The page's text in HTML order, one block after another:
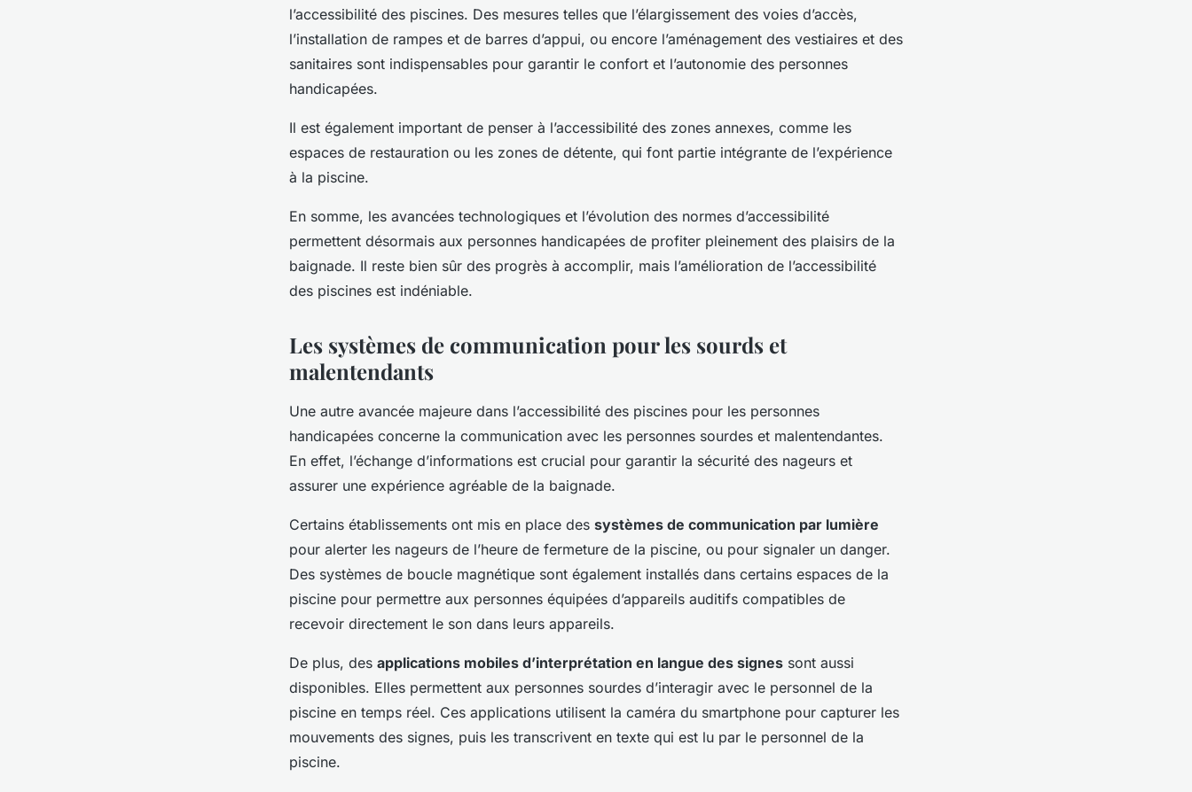
l’accessibilité des piscines. Des mesures telles que l’élargissement des voies d’accès,
l’installation de rampes et de barres d’appui, ou encore l’aménagement des vestiaires et des
sanitaires sont indispensables pour garantir le confort et l’autonomie des personnes
handicapées.
Il est également important de penser à l’accessibilité des zones annexes, comme les
espaces de restauration ou les zones de détente, qui font partie intégrante de l’expérience
à la piscine.
En somme, les avancées technologiques et l’évolution des normes d’accessibilité
permettent désormais aux personnes handicapées de profiter pleinement des plaisirs de la
baignade. Il reste bien sûr des progrès à accomplir, mais l’amélioration de l’accessibilité
des piscines est indéniable.
Les systèmes de communication pour les sourds et
malentendants
Une autre avancée majeure dans l’accessibilité des piscines pour les personnes
handicapées concerne la communication avec les personnes sourdes et malentendantes.
En effet, l’échange d’informations est crucial pour garantir la sécurité des nageurs et
assurer une expérience agréable de la baignade.
Certains établissements ont mis en place des systèmes de communication par lumière
pour alerter les nageurs de l’heure de fermeture de la piscine, ou pour signaler un danger.
Des systèmes de boucle magnétique sont également installés dans certains espaces de la
piscine pour permettre aux personnes équipées d’appareils auditifs compatibles de
recevoir directement le son dans leurs appareils.
De plus, des applications mobiles d’interprétation en langue des signes sont aussi
disponibles. Elles permettent aux personnes sourdes d’interagir avec le personnel de la
piscine en temps réel. Ces applications utilisent la caméra du smartphone pour capturer les
mouvements des signes, puis les transcrivent en texte qui est lu par le personnel de la
piscine.